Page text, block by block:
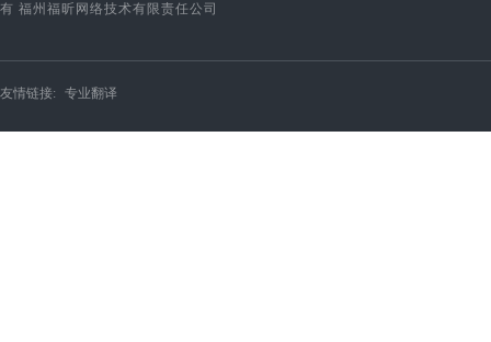
有 福州福昕网络技术有限责任公司
友情链接: 专业翻译